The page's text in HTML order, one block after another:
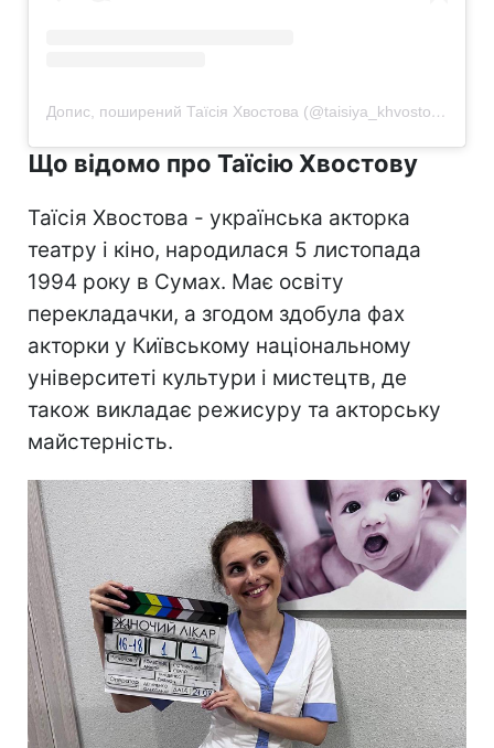
Допис, поширений Таїсія Хвостова (@taisiya_khvostova)
Що відомо про Таїсію Хвостову
Таїсія Хвостова - українська акторка
театру і кіно, народилася 5 листопада
1994 року в Сумах. Має освіту
перекладачки, а згодом здобула фах
акторки у Київському національному
університеті культури і мистецтв, де
також викладає режисуру та акторську
майстерність.